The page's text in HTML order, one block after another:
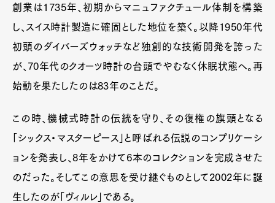
創業は1735年、初期からマニュファクチュール体制を構築
し、スイス時計製造に確固とした地位を築く。以降1950年代
初頭のダイバーズウォッチなど独創的な技術開発を誇った
が、70年代のクオーツ時計の台頭でやむなく休眠状態へ。再
始動を果たしたのは83年のことだ。
この時、機械式時計の伝統を守り、その復権の旗頭となる
「シックス・マスターピース」と呼ばれる伝説のコンプリケーシ
ョンを発表し、8年をかけて6本のコレクションを完成させた
のだった。そしてこの意思を受け継ぐものとして2002年に誕
生したのが「ヴィルレ」である。